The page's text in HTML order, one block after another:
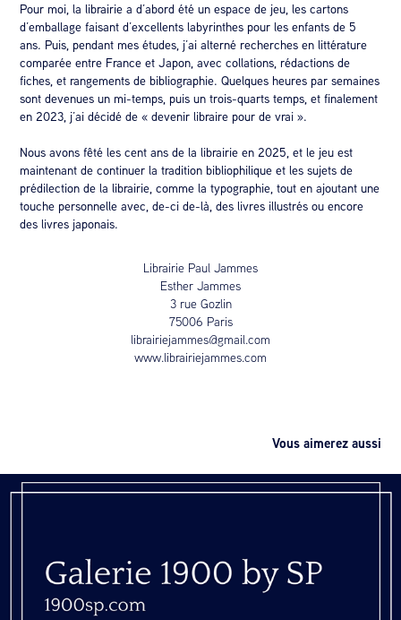
Pour moi, la librairie a d’abord été un espace de jeu, les cartons
d’emballage faisant d’excellents labyrinthes pour les enfants de 5
ans. Puis, pendant mes études, j’ai alterné recherches en littérature
comparée entre France et Japon, avec collations, rédactions de
fiches, et rangements de bibliographie. Quelques heures par semaines
sont devenues un mi-temps, puis un trois-quarts temps, et finalement
en 2023, j’ai décidé de « devenir libraire pour de vrai ».
Nous avons fêté les cent ans de la librairie en 2025, et le jeu est
maintenant de continuer la tradition bibliophilique et les sujets de
prédilection de la librairie, comme la typographie, tout en ajoutant une
touche personnelle avec, de-ci de-là, des livres illustrés ou encore
des livres japonais.
Librairie Paul Jammes
Esther Jammes
3 rue Gozlin
75006 Paris
librairiejammes@gmail.com
www.librairiejammes.com
Vous aimerez aussi